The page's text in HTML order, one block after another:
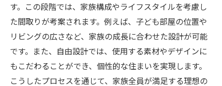
年間を通じた温度管理の実践法
高気密住宅の断熱性能を最大限に活用する
方法
エネルギー効率を高める設備選びのポイン
ト
す。この段階では、家族構成やライフスタイルを考慮し
た間取りが考案されます。例えば、子ども部屋の位置や
リビングの広さなど、家族の成長に合わせた設計が可能
です。また、自由設計では、使用する素材やデザインに
もこだわることができ、個性的な住まいを実現します。
こうしたプロセスを通じて、家族全員が満足する理想の